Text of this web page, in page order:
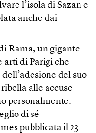
l’isola di Sazan e
anche dai
Rama, un gigante
arti di Parigi che
del suo
alle accuse
personalmente.
di sé
pubblicata il 23